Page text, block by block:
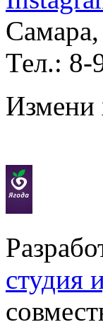
Тел.: 8-
Измени
студия